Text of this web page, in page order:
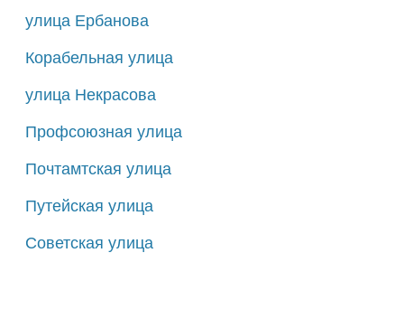
улица Ербанова
Корабельная улица
улица Некрасова
Профсоюзная улица
Почтамтская улица
Путейская улица
Советская улица